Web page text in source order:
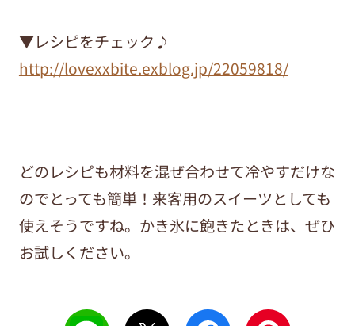
▼レシピをチェック♪
http://lovexxbite.exblog.jp/22059818/
どのレシピも材料を混ぜ合わせて冷やすだけな
のでとっても簡単！来客用のスイーツとしても
使えそうですね。かき氷に飽きたときは、ぜひ
お試しください。